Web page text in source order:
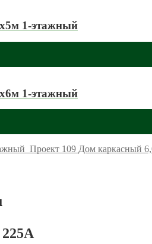
1-этажный
1-этажный
Проект 109 Дом каркасный
225А